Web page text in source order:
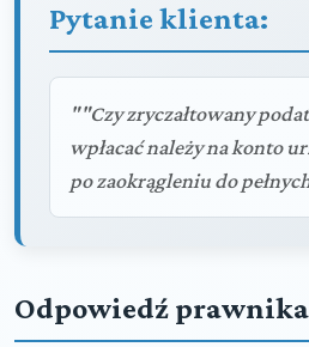
Pytanie klienta:
""Czy zryczałtowany
wpłacać należy na konto
po zaokrągleniu do
Odpowiedź